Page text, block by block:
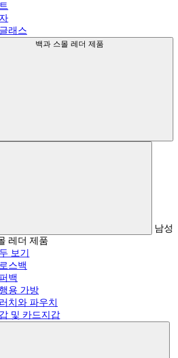
래스
백과 스몰 레더 제품
남성
레더 제품
보기
스백
백
용 가방
치와 파우치
및 카드지갑